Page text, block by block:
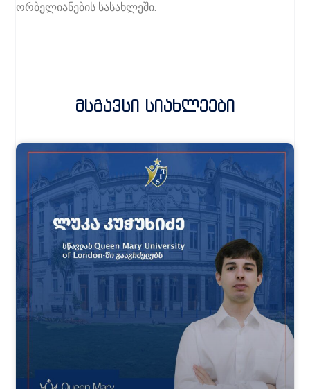
ორბელიანების სასახლეში.
Მსგავსი Სიახლეები